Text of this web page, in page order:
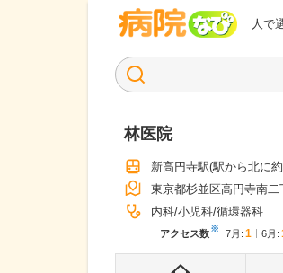
人で
病院な
林医院
新高円寺駅(駅から北に
東京都杉並区高円寺南二
内科 小児科 循環器科
アクセス数※ 7月 : 1 6月 :